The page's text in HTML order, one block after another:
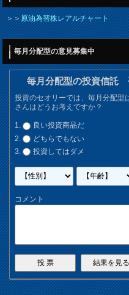
＞＞原油為替株レアルチャート
毎月分配型の意見募集中
毎月分配型の投資信託
投資のセオリーでは、毎月分配型
さんはどうお考えですか？
良い投資商品だ
どちらでもない
投資してはダメ
コメント